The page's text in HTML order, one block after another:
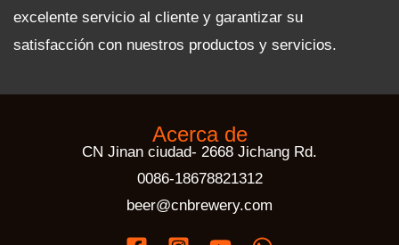
excelente servicio al cliente y garantizar su
satisfacción con nuestros productos y servicios.
Acerca de
CN Jinan ciudad- 2668 Jichang Rd.
0086-18678821312
beer@cnbrewery.com